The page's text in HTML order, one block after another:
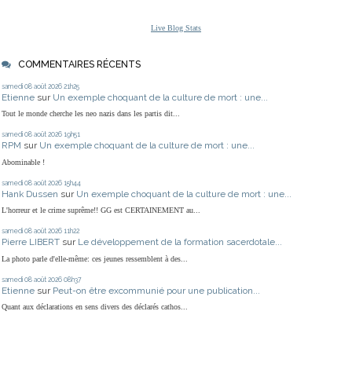
Live Blog Stats
COMMENTAIRES RÉCENTS
samedi 08 août 2026 21h25
Etienne sur Un exemple choquant de la culture de mort : une...
Tout le monde cherche les neo nazis dans les partis dit...
samedi 08 août 2026 19h51
RPM sur Un exemple choquant de la culture de mort : une...
Abominable !
samedi 08 août 2026 15h44
Hank Dussen sur Un exemple choquant de la culture de mort : une...
L'horreur et le crime suprême!! GG est CERTAINEMENT au...
samedi 08 août 2026 11h22
Pierre LIBERT sur Le développement de la formation sacerdotale...
La photo parle d'elle-même: ces jeunes ressemblent à des...
samedi 08 août 2026 08h37
Etienne sur Peut-on être excommunié pour une publication...
Quant aux déclarations en sens divers des déclarés cathos...